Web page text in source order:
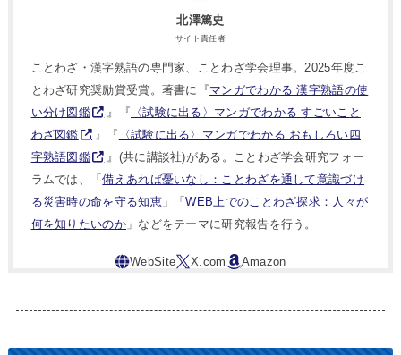
北澤篤史
サイト責任者
ことわざ・漢字熟語の専門家、ことわざ学会理事。2025年度こ
とわざ研究奨励賞受賞。著書に『マンガでわかる 漢字熟語の使
い分け図鑑
』『 〈試験に出る〉マンガでわかる すごいこと
わざ図鑑
』『
〈試験に出る〉マンガでわかる おもしろい四
字熟語図鑑
』(共に講談社)がある。ことわざ学会研究フォー
ラムでは、「備えあれば憂いなし：ことわざを通して意識づけ
る災害時の命を守る知恵」「WEB上でのことわざ探求：人々が
何を知りたいのか」などをテーマに研究報告を行う。